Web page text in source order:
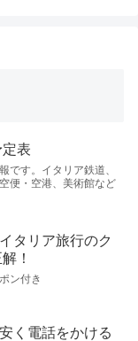
表
です。イタリア鉄道、
便・空港、美術館など
タリア旅行のク
！
ン付き
く電話をかける